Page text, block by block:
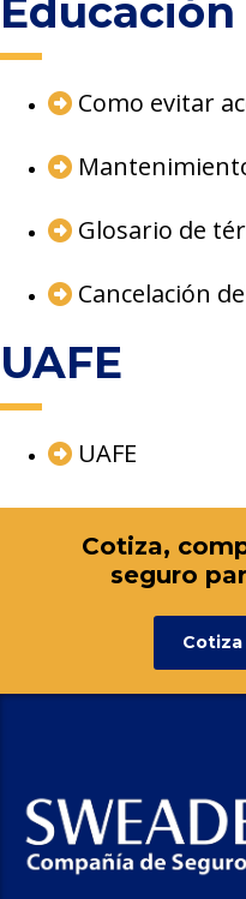
Como evitar
Glosario de
Cancelación
UAFE
UAFE
Cotiza,
seguro